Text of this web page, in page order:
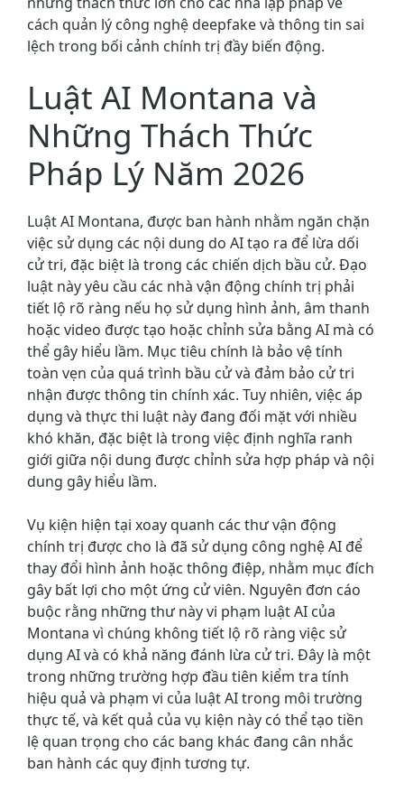
cách quản lý công nghệ deepfake và thông tin sai
lệch trong bối cảnh chính trị đầy biến động.
Luật AI Montana và
Những Thách Thức
Pháp Lý Năm 2026
Luật AI Montana, được ban hành nhằm ngăn chặn
việc sử dụng các nội dung do AI tạo ra để lừa dối
cử tri, đặc biệt là trong các chiến dịch bầu cử. Đạo
luật này yêu cầu các nhà vận động chính trị phải
tiết lộ rõ ràng nếu họ sử dụng hình ảnh, âm thanh
hoặc video được tạo hoặc chỉnh sửa bằng AI mà có
thể gây hiểu lầm. Mục tiêu chính là bảo vệ tính
toàn vẹn của quá trình bầu cử và đảm bảo cử tri
nhận được thông tin chính xác. Tuy nhiên, việc áp
dụng và thực thi luật này đang đối mặt với nhiều
khó khăn, đặc biệt là trong việc định nghĩa ranh
giới giữa nội dung được chỉnh sửa hợp pháp và nội
dung gây hiểu lầm.
Vụ kiện hiện tại xoay quanh các thư vận động
chính trị được cho là đã sử dụng công nghệ AI để
thay đổi hình ảnh hoặc thông điệp, nhằm mục đích
gây bất lợi cho một ứng cử viên. Nguyên đơn cáo
buộc rằng những thư này vi phạm luật AI của
Montana vì chúng không tiết lộ rõ ràng việc sử
dụng AI và có khả năng đánh lừa cử tri. Đây là một
trong những trường hợp đầu tiên kiểm tra tính
hiệu quả và phạm vi của luật AI trong môi trường
thực tế, và kết quả của vụ kiện này có thể tạo tiền
lệ quan trọng cho các bang khác đang cân nhắc
ban hành các quy định tương tự.